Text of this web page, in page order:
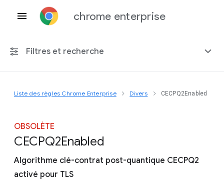
chrome enterprise
Filtres et recherche
Toute plate-forme
Chrome 151
Inclure les règles obsolètes
Liste des règles Chrome Enterprise Divers CECPQ2Enabled
OBSOLÈTE
CECPQ2Enabled
Algorithme clé-contrat post-quantique CECPQ2
activé pour TLS